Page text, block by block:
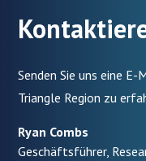
Senden Sie uns eine E-
Triangle Region zu
Ryan Combs
Geschäftsführer,